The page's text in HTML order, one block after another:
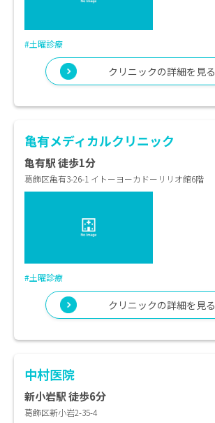
#土曜診療
クリニックの詳細を見る
亀有メディカルクリニック
亀有駅 徒歩1分
葛飾区亀有3-26-1 イトーヨーカドーリリオ館6階
#土曜診療
クリニックの詳細を見る
中村医院
新小岩駅 徒歩6分
葛飾区新小岩2-35-4